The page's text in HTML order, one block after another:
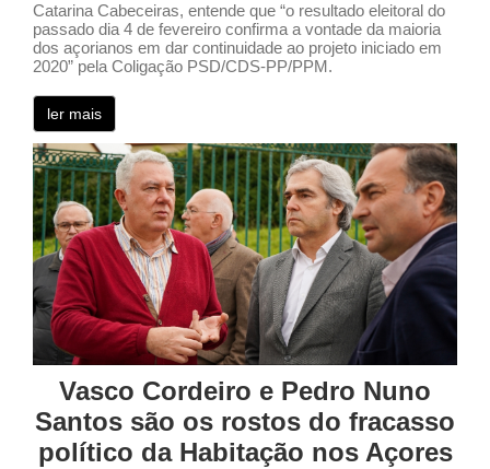
Catarina Cabeceiras, entende que “o resultado eleitoral do
passado dia 4 de fevereiro confirma a vontade da maioria
dos açorianos em dar continuidade ao projeto iniciado em
2020” pela Coligação PSD/CDS-PP/PPM.
ler mais
Vasco Cordeiro e Pedro Nuno
Santos são os rostos do fracasso
político da Habitação nos Açores